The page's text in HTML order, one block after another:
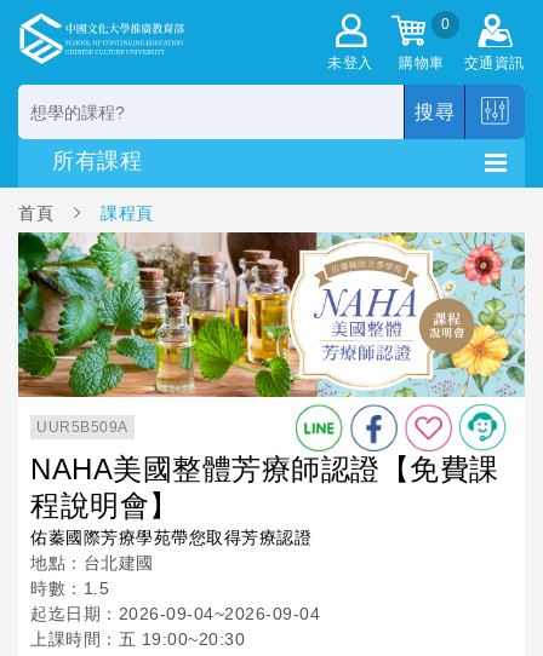
未登入
0
購物車 交通資訊
搜尋
首頁 課程頁
UUR5B509A
NAHA美國整體芳療師認證【免費課
程說明會】
佑蓁國際芳療學苑帶您取得芳療認證
地點：台北建國
時數：1.5
起迄日期：2026-09-04~2026-09-04
上課時間：五 19:00~20:30